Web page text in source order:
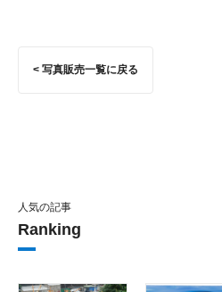
< 写真販売一覧に戻る
人気の記事
Ranking